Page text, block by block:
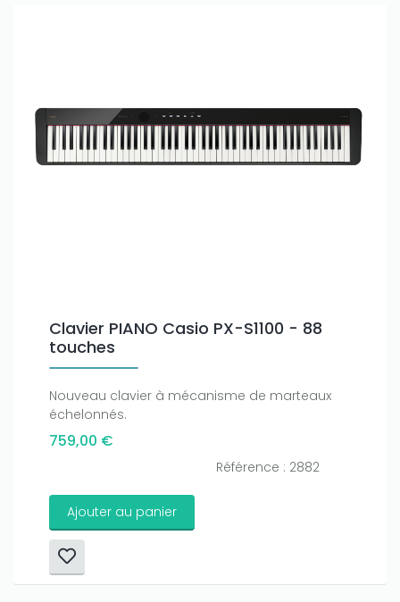
Clavier PIANO Casio PX-S1100 - 88
touches
Nouveau clavier à mécanisme de marteaux
échelonnés.
759,00 €
Référence : 2882
Ajouter au panier